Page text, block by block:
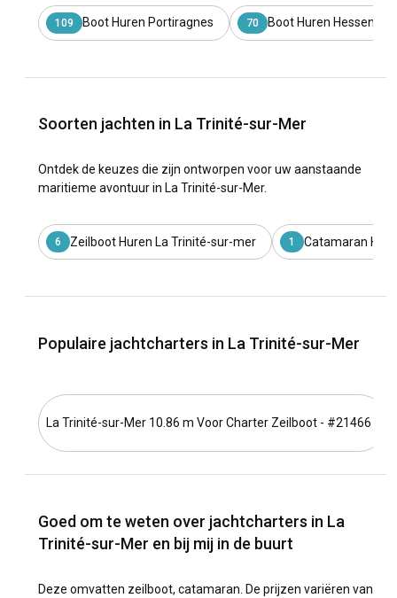
109 Boot Huren Portiragnes 70 Boot Huren Hessen
Soorten jachten in La Trinité-sur-Mer
Ontdek de keuzes die zijn ontworpen voor uw aanstaande
maritieme avontuur in La Trinité-sur-Mer.
6 Zeilboot Huren La Trinité-sur-mer 1 Catamaran
Populaire jachtcharters in La Trinité-sur-Mer
La Trinité-sur-Mer 10.86 m Voor Charter Zeilboot - #21466
Goed om te weten over jachtcharters in La
Trinité-sur-Mer en bij mij in de buurt
Deze omvatten zeilboot, catamaran. De prijzen variëren van